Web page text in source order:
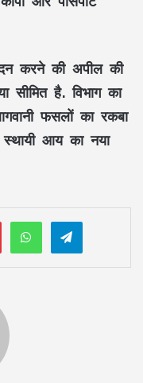
करने की अपील की
है. विभाग का
फसलों का रकबा
आय का नया
PinterestWhatsAppTelegram